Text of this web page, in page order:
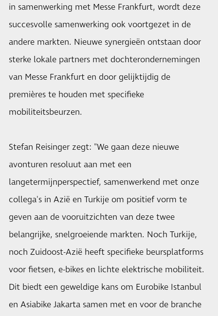
in samenwerking met Messe Frankfurt, wordt deze
succesvolle samenwerking ook voortgezet in de
andere markten. Nieuwe synergieën ontstaan door
sterke lokale partners met dochterondernemingen
van Messe Frankfurt en door gelijktijdig de
premières te houden met specifieke
mobiliteitsbeurzen.
Stefan Reisinger zegt: "We gaan deze nieuwe
avonturen resoluut aan met een
langetermijnperspectief, samenwerkend met onze
collega's in Azië en Turkije om positief vorm te
geven aan de vooruitzichten van deze twee
belangrijke, snelgroeiende markten. Noch Turkije,
noch Zuidoost-Azië heeft specifieke beursplatforms
voor fietsen, e-bikes en lichte elektrische mobiliteit.
Dit biedt een geweldige kans om Eurobike Istanbul
en Asiabike Jakarta samen met en voor de branche